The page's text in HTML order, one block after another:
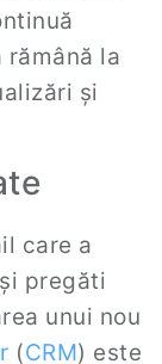
rămână la
și
care a
pregăti
unui nou
(CRM) este